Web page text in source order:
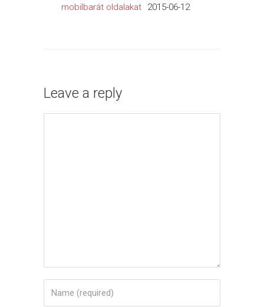
mobilbarát oldalakat
2015-06-12
Leave a reply